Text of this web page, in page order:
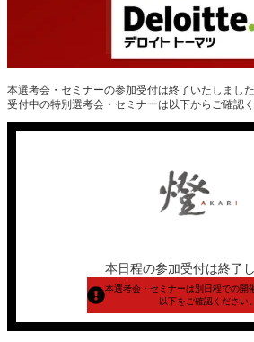
本選考会・セミナーの参加受付は終了いたしました
受付中の特別選考会・セミナーは以下からご確認く
本日程の参加受付は終了
本選考会・セミナーは別日程での開
以下をご確認ください。